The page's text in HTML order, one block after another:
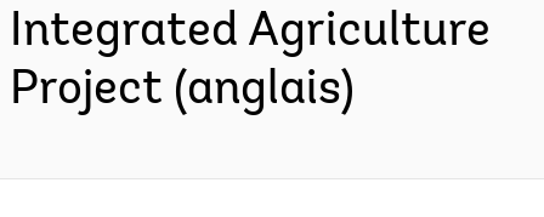
Integrated Agriculture
Project (anglais)